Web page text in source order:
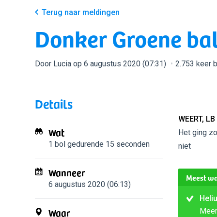
Terug naar meldingen
Donker Groene
Door Lucia op 6 augustus 2020 (07:31) 2.753 keer
Details
Wat
1 bol gedurende 15 seconden
Wanneer
6 augustus 2020 (06:13)
Waar
WEERT, LB
Het ging
niet
Meest